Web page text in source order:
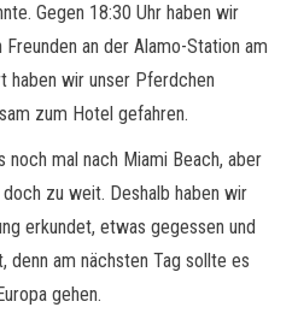
Gegen 18:30 Uhr haben wir
an der Alamo-Station am
wir unser Pferdchen
zum Hotel gefahren.
noch mal nach Miami Beach, aber
zu weit. Deshalb haben wir
erkundet, etwas gegessen und
am nächsten Tag sollte es
gehen.